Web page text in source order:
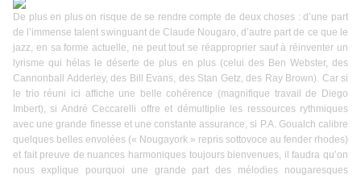
De plus en plus on risque de se rendre compte de deux choses : d’une part
de l’immense talent swinguant de Claude Nougaro, d’autre part de ce que le
jazz, en sa forme actuelle, ne peut tout se réapproprier sauf à réinventer un
lyrisme qui hélas le déserte de plus en plus (celui des Ben Webster, des
Cannonball Adderley, des Bill Evans, des Stan Getz, des Ray Brown). Car si
le trio réuni ici affiche une belle cohérence (magnifique travail de Diego
Imbert), si André Ceccarelli offre et démultiplie les ressources rythmiques
avec une grande finesse et une constante assurance, si P.A. Goualch calibre
quelques belles envolées (« Nougayork » repris sottovoce au fender rhodes)
et fait preuve de nuances harmoniques toujours bienvenues, il faudra qu’on
nous explique pourquoi une grande part des mélodies nougaresques